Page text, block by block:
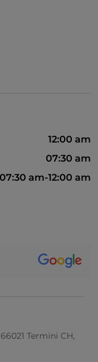
12:00 am
07:30 am
07:30 am-12:00 am
Termini CH,